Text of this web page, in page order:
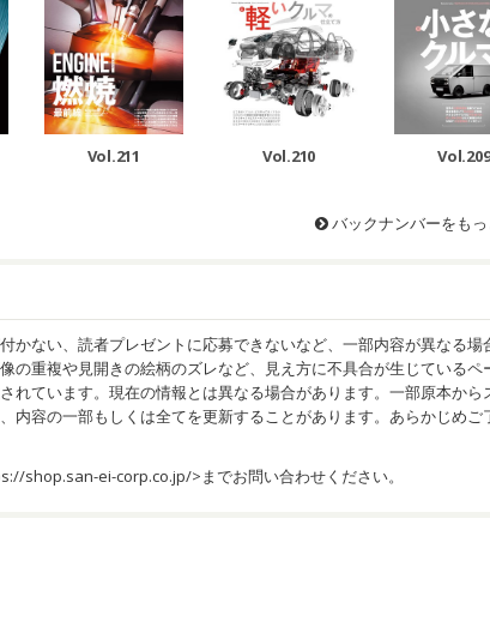
Vol.211 Vol.210 Vol.209
バックナンバーをも
かない、読者プレゼントに応募できないなど、一部内容が異なる場
の重複や見開きの絵柄のズレなど、見え方に不具合が生じているペ
れています。現在の情報とは異なる場合があります。一部原本から
内容の一部もしくは全てを更新することがあります。あらかじめご
shop.san-ei-corp.co.jp/>までお問い合わせください。